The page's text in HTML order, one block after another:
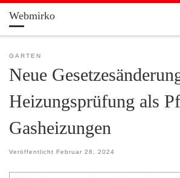
Zum Inhalt springen
Webmirko
GARTEN
Neue
Heizungsprüfung als
Gasheizungen
Veröffentlicht Februar 28, 2024